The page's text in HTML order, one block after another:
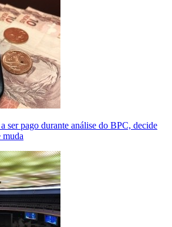
ser pago durante análise do BPC, decide
muda